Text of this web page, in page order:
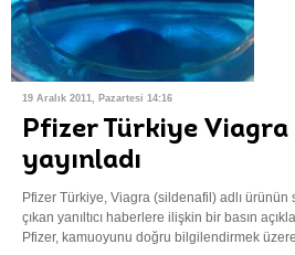
19 Aralık 2011, Pazartesi 14:16
Pfizer Türkiye Viagra
yayınladı
Pfizer Türkiye, Viagra (sildenafil) adlı
çıkan yanıltıcı haberlere ilişkin bir basın
Pfizer, kamuoyunu doğru bilgilendirmek